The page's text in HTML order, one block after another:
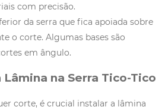
com precisão.
da serra que fica apoiada sobre
o corte. Algumas bases são
em ângulo.
Lâmina na Serra Tico-Tico
corte, é crucial instalar a lâmina